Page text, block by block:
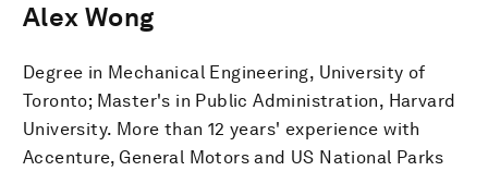
Alex Wong
Degree in Mechanical Engineering, University of
Toronto; Master's in Public Administration, Harvard
University. More than 12 years' experience with
Accenture, General Motors and US National Parks